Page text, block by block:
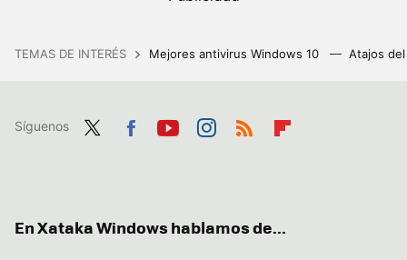
TEMAS DE INTERÉS Mejores antivirus Windows 10 Atajos
Síguenos
En Xataka Windows hablamos de...